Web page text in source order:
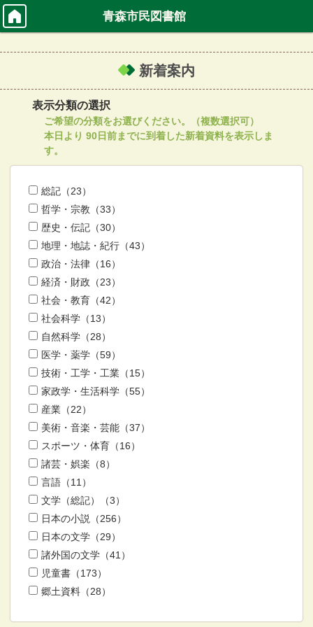
青森市民図書館
新着案内
表示分類の選択
ご希望の分類をお選びください。（複数選択可）
本日より 90日前までに到着した新着資料を表示しま
す。
総記（23）
哲学・宗教（33）
歴史・伝記（30）
地理・地誌・紀行（43）
政治・法律（16）
経済・財政（23）
社会・教育（42）
社会科学（13）
自然科学（28）
医学・薬学（59）
技術・工学・工業（15）
家政学・生活科学（55）
産業（22）
美術・音楽・芸能（37）
スポーツ・体育（16）
諸芸・娯楽（8）
言語（11）
文学（総記）（3）
日本の小説（256）
日本の文学（29）
諸外国の文学（41）
児童書（173）
郷土資料（28）